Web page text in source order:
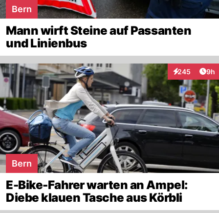
Bern
Mann wirft Steine auf Passanten
und Linienbus
245
Interaktionen
9h
Bern
E-Bike-Fahrer warten an Ampel:
Diebe klauen Tasche aus Körbli